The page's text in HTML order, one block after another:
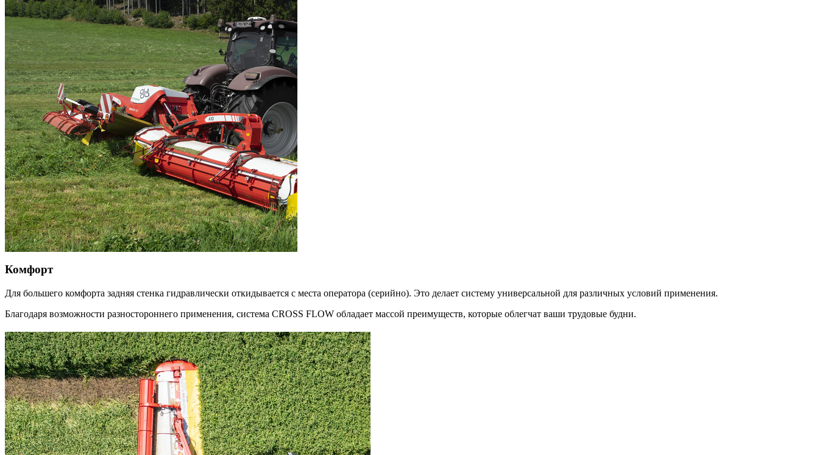
Комфорт
Для большего комфорта задняя стенка гидравлически откидывается с места оператора (серийно). Это делает систему универсальной для различных условий применения.
Благодаря возможности разностороннего применения, система CROSS FLOW обладает массой преимуществ, которые облегчат ваши трудовые будни.